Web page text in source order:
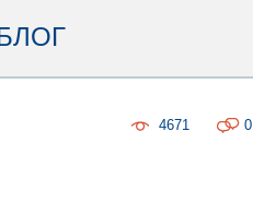
0
4671